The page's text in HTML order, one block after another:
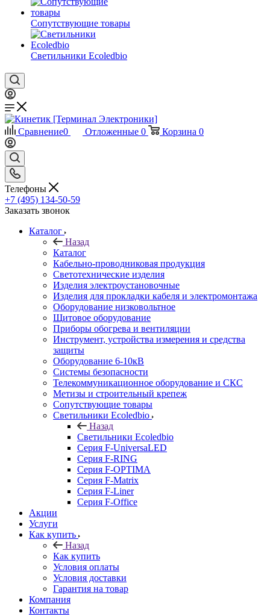
Сопутствующие товары
Светильники Ecoledbio
Сравнение0 Отложенные 0 Корзина 0
Телефоны
+7 (495) 134-50-59
Заказать звонок
Каталог
Назад
Каталог
Кабельно-проводниковая продукция
Светотехнические изделия
Изделия электроустановочные
Изделия для прокладки кабеля и электромонтажа
Оборудование низковольтное
Щитовое оборудование
Приборы обогрева и вентиляции
Инструмент, устройства измерения и средства
защиты
Оборудование 6-10кВ
Системы безопасности
Телекоммуникационное оборудование и СКС
Метизы и строительный крепеж
Сопутствующие товары
Светильники Ecoledbio
Назад
Светильники Ecoledbio
Серия F-UniversaLED
Серия F-RING
Серия F-OPTIMA
Серия F-Matrix
Серия F-Liner
Серия F-Office
Акции
Услуги
Как купить
Назад
Как купить
Условия оплаты
Условия доставки
Гарантия на товар
Компания
Контакты